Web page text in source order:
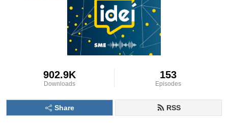
902.9K
Downloads
153
Episodes
Share RSS